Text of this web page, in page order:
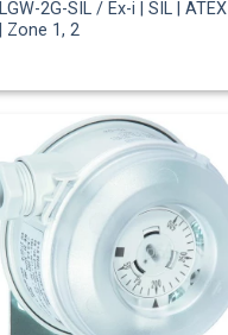
LGW-2G-SIL / Ex-i | SIL | ATEX
| Zone 1, 2